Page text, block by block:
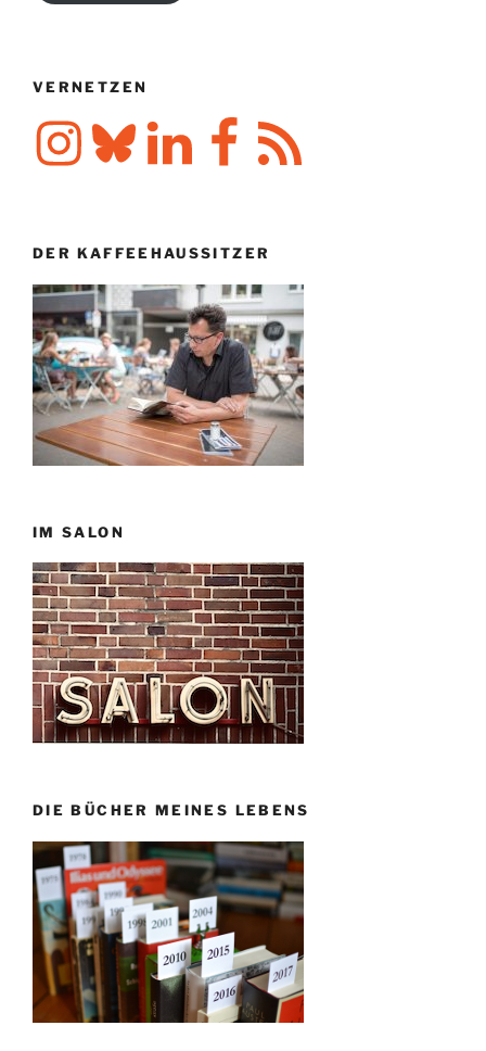
VERNETZEN
InstagramBlueskyLinkedIn FacebookRSS-
Feed
DER KAFFEEHAUSSITZER
IM SALON
DIE BÜCHER MEINES LEBENS